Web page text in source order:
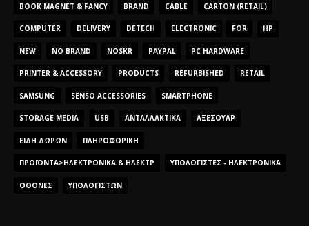
BOOK MAGNET & FANCY BRAND CABLE CARTON (RETAIL)
COMPUTER DELIVERY DETECH ELECTRONIC FOR HP
NEW NO BRAND NOSKR PAYPAL PC HARDWARE
PRINTER & ACCESSORY PRODUCTS REFURBISHED RETAIL
SAMSUNG SENSO ACCESSORIES SMARTPHONE
STORAGE MEDIA USB ΑΝΤΑΛΛΑΚΤΙΚΆ ΑΞΕΣΟΥΆΡ
ΕΊΔΗ ΔΏΡΩΝ ΠΛΗΡΟΦΟΡΙΚΉ
ΠΡΟΪΌΝΤΑ>ΗΛΕΚΤΡΟΝΙΚΆ & ΗΛΕΚΤΡ ΥΠΟΛΟΓΙΣΤΈΣ - ΗΛΕΚΤΡΟΝΙΚΆ
ΟΘΌΝΕΣ ΥΠΟΛΟΓΙΣΤΏΝ